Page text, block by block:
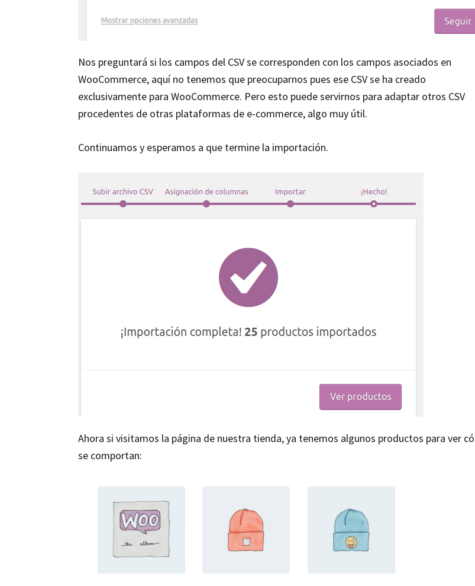
Nos preguntará si los campos del CSV se corresponden con los campos asociados en
WooCommerce, aquí no tenemos que preocuparnos pues ese CSV se ha creado
exclusivamente para WooCommerce. Pero esto puede servirnos para adaptar otros CSV
procedentes de otras plataformas de e-commerce, algo muy útil.
Continuamos y esperamos a que termine la importación.
Ahora si visitamos la página de nuestra tienda, ya tenemos algunos productos para ver
se comportan: